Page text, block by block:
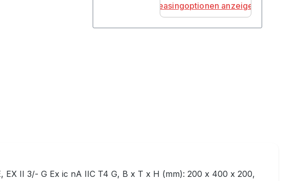
Leasingoptionen anzeigen
II 3/- G Ex ic nA IIC T4 G, B x T x H (mm): 200 x 400 x 200,